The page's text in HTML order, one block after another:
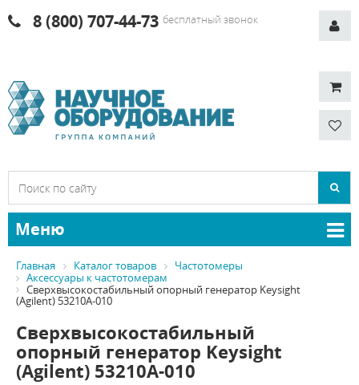
8 (800) 707-44-73 бесплатный звонок
Меню
Главная Каталог товаров
Частотомеры
Аксессуары к частотомерам
Сверхвысокостабильный опорный генератор Keysight
(Agilent) 53210A-010
Сверхвысокостабильный
опорный генератор Keysight
(Agilent) 53210A-010